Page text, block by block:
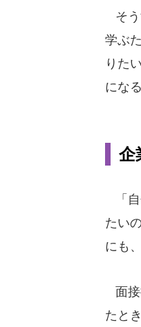
そう
学ぶ
りた
になる
企
「自
たい
にも
面接
たと